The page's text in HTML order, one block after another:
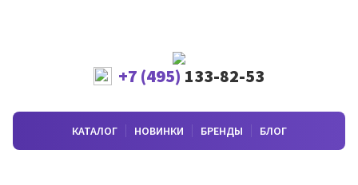
+7 (495) 133-82-53
КАТАЛОГ НОВИНКИ БРЕНДЫ БЛОГ